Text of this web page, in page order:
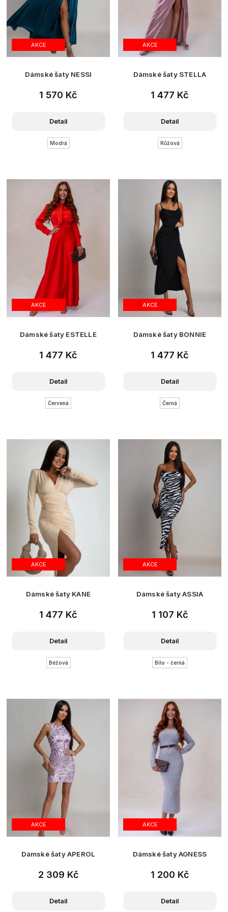
AKCE
Dámské šaty NESSI
1 570 Kč
Detail
Modrá
AKCE
Dámské šaty STELLA
1 477 Kč
Detail
Růžová
AKCE
Dámské šaty ESTELLE
1 477 Kč
Detail
Červená
AKCE
Dámské šaty BONNIE
1 477 Kč
Detail
Černá
AKCE
Dámské šaty KANE
1 477 Kč
Detail
Béžová
AKCE
Dámské šaty ASSIA
1 107 Kč
Detail
Bílo - černá
AKCE
Dámské šaty APEROL
2 309 Kč
Detail
AKCE
Dámské šaty AGNESS
1 200 Kč
Detail